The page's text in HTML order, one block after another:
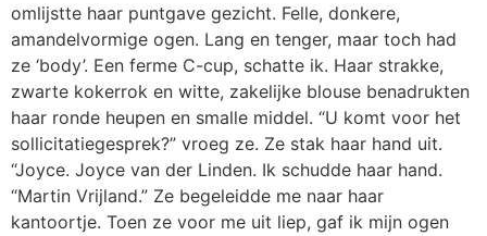
omlijstte haar puntgave gezicht. Felle, donkere,
amandelvormige ogen. Lang en tenger, maar toch had
ze ‘body’. Een ferme C-cup, schatte ik. Haar strakke,
zwarte kokerrok en witte, zakelijke blouse benadrukten
haar ronde heupen en smalle middel. “U komt voor het
sollicitatiegesprek?” vroeg ze. Ze stak haar hand uit.
“Joyce. Joyce van der Linden. Ik schudde haar hand.
“Martin Vrijland.” Ze begeleidde me naar haar
kantoortje. Toen ze voor me uit liep, gaf ik mijn ogen